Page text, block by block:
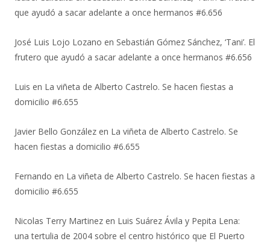
que ayudó a sacar adelante a once hermanos #6.656
José Luis Lojo Lozano en Sebastián Gómez Sánchez, ‘Tani’. El
frutero que ayudó a sacar adelante a once hermanos #6.656
Luis en La viñeta de Alberto Castrelo. Se hacen fiestas a
domicilio #6.655
Javier Bello González en La viñeta de Alberto Castrelo. Se
hacen fiestas a domicilio #6.655
Fernando en La viñeta de Alberto Castrelo. Se hacen fiestas a
domicilio #6.655
Nicolas Terry Martinez en Luis Suárez Ávila y Pepita Lena:
una tertulia de 2004 sobre el centro histórico que El Puerto